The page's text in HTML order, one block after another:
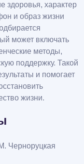
здоровья, характер
и образ жизни
может включать
методы,
поддержку. Такой
и помогает
жизни.
Черноруцкая